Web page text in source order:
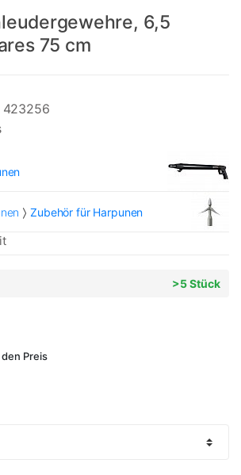
6,5
75 cm
423256
Zubehör für Harpunen
>5 Stück
Preis